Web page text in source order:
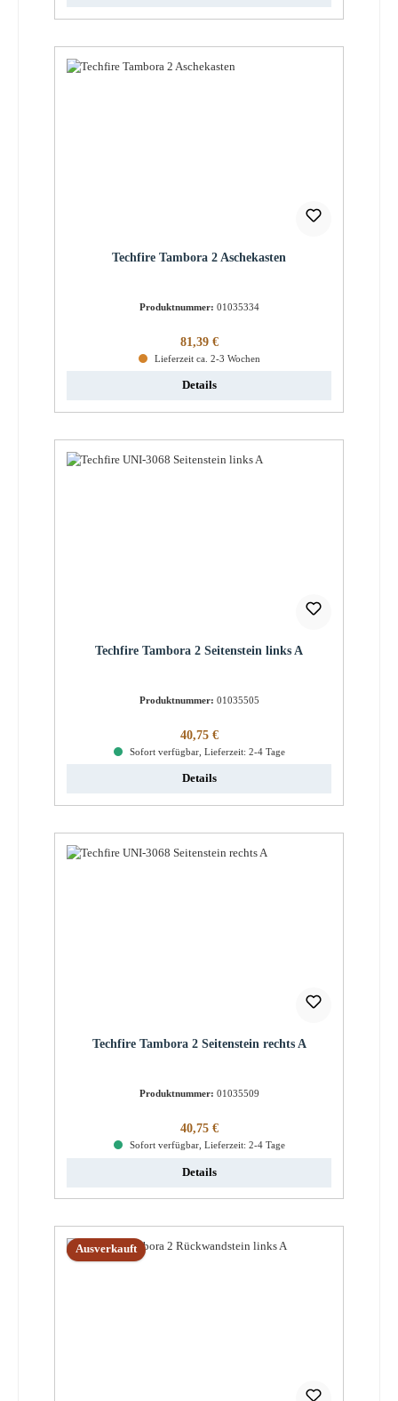
Techfire Tambora 2 Aschekasten
Produktnummer: 01035334
Regulärer Preis:
81,39 €
Lieferzeit ca. 2-3 Wochen
Details
Techfire Tambora 2 Seitenstein links A
Produktnummer: 01035505
Regulärer Preis:
40,75 €
Sofort verfügbar, Lieferzeit: 2-4 Tage
Details
Techfire Tambora 2 Seitenstein rechts A
Produktnummer: 01035509
Regulärer Preis:
40,75 €
Sofort verfügbar, Lieferzeit: 2-4 Tage
Details
Ausverkauft